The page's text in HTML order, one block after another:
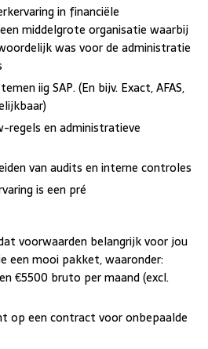
in financiële
middelgrote organisatie waarbij
was voor de administratie
iig SAP. (En bijv. Exact, AFAS,
regels en administratieve
van audits en interne controles
is een pré
voorwaarden belangrijk voor jou
een mooi pakket, waaronder:
€5500 bruto per maand (excl.
op een contract voor onbepaalde